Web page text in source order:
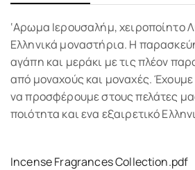
‘Αρωμα Ιερουσαλήμ, χειροποίητο
Ελληνικά μοναστήρια. Η
αγάπη και μεράκι με τις πλέον
από μοναχούς και μοναχές.
να προσφέρουμε στους πελάτες
ποιότητα και ενα εξαιρετικό
Incense Fragrances Collection.pdf